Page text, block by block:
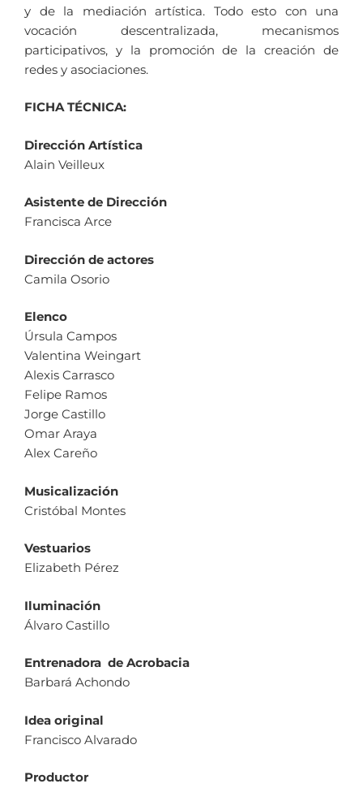
y de la mediación artística. Todo esto con una
vocación descentralizada, mecanismos
participativos, y la promoción de la creación de
redes y asociaciones.
FICHA TÉCNICA:
Dirección Artística
Alain Veilleux
Asistente de Dirección
Francisca Arce
Dirección de actores
Camila Osorio
Elenco
Úrsula Campos
Valentina Weingart
Alexis Carrasco
Felipe Ramos
Jorge Castillo
Omar Araya
Alex Careño
Musicalización
Cristóbal Montes
Vestuarios
Elizabeth Pérez
Iluminación
Álvaro Castillo
Entrenadora de Acrobacia
Barbará Achondo
Idea original
Francisco Alvarado
Productor